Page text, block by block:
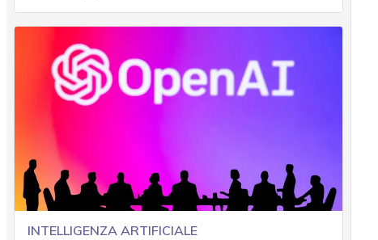
INTELLIGENZA ARTIFICIALE